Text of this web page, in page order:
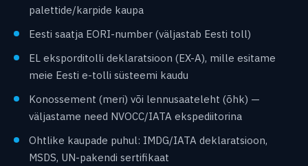
palettide/karpide kaupa
Eesti saatja EORI-number (väljastab Eesti toll)
EL eksporditolli deklaratsioon (EX-A), mille esitame
meie Eesti e-tolli süsteemi kaudu
Konossement (meri) või lennusaateleht (õhk) —
väljastame need NVOCC/IATA ekspediitorina
Ohtlike kaupade puhul: IMDG/IATA deklaratsioon,
MSDS, UN-pakendi sertifikaat